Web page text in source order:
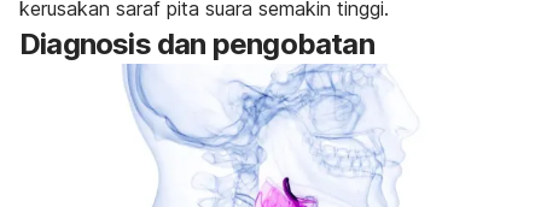
kerusakan saraf pita suara semakin tinggi.
Diagnosis dan pengobatan